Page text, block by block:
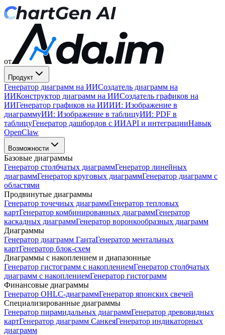
от
Продукт
Генератор диаграмм на ИИСоздатель диаграмм на
ИИКонструктор диаграмм на ИИСоздатель графиков на
ИИГенератор графиков на ИИИИ: Изображение в
диаграммуИИ: Изображение в таблицуИИ: PDF в
таблицуГенератор дашбордов с ИИAPI и интеграцииНавык
OpenClaw
Возможности
Базовые диаграммы
Генератор столбчатых диаграммГенератор линейных
диаграммГенератор круговых диаграммГенератор диаграмм с
областями
Продвинутые диаграммы
Генератор точечных диаграммГенератор тепловых
картГенератор комбинированных диаграммГенератор
каскадных диаграммГенератор воронкообразных диаграмм
Диаграммы
Генератор диаграмм ГантаГенератор ментальных
картГенератор блок-схем
Диаграммы с накоплением и диапазонные
Генератор гистограмм с накоплениемГенератор столбчатых
диаграмм с накоплениемГенератор гистограмм
Финансовые диаграммы
Генератор OHLC-диаграммГенератор японских свечей
Специализированные диаграммы
Генератор пирамидальных диаграммГенератор древовидных
картГенератор диаграмм СанкеяГенератор индикаторных
диаграмм